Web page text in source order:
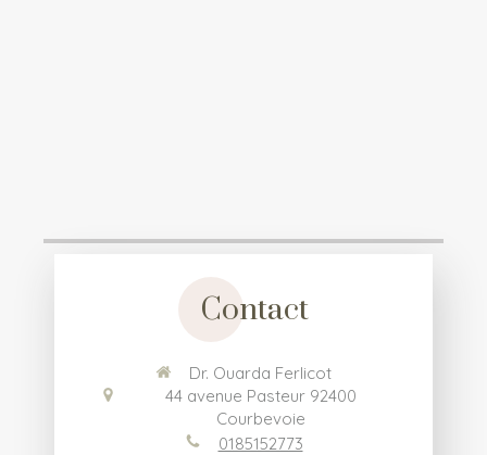
Contact
Dr. Ouarda Ferlicot
44 avenue Pasteur 92400
Courbevoie
0185152773